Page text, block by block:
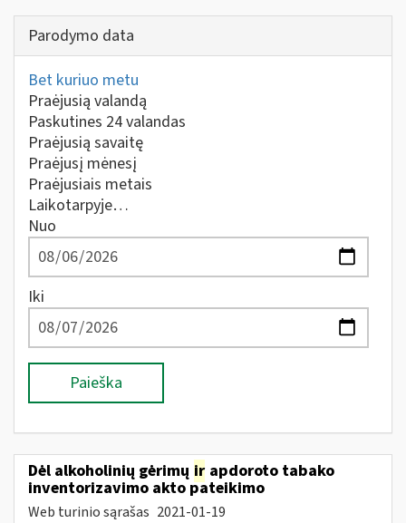
Parodymo data
Bet kuriuo metu
Praėjusią valandą
Paskutines 24 valandas
Praėjusią savaitę
Praėjusį mėnesį
Praėjusiais metais
Laikotarpyje…
Nuo
Iki
Paieška
Dėl alkoholinių gėrimų ir apdoroto tabako
inventorizavimo akto pateikimo
Web turinio sąrašas 2021-01-19